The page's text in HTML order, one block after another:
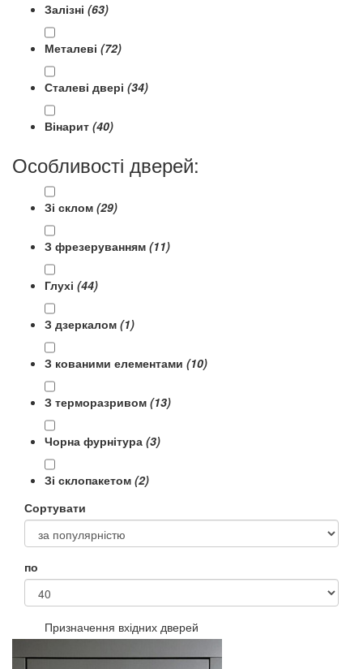
Залізні (63)
Металеві (72)
Сталеві двері (34)
Вінарит (40)
Особливості дверей:
Зі склом (29)
З фрезеруванням (11)
Глухі (44)
З дзеркалом (1)
З кованими елементами (10)
З терморазривом (13)
Чорна фурнітура (3)
Зі склопакетом (2)
Сортувати
по
Призначення вхідних дверей
В квартиру
Парадні